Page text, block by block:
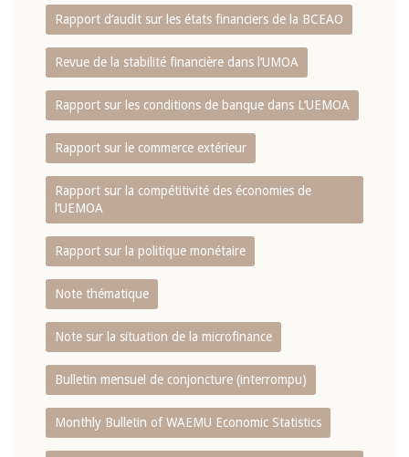
Rapport d‘audit sur les états financiers de la BCEAO
Revue de la stabilité financière dans l‘UMOA
Rapport sur les conditions de banque dans L‘UEMOA
Rapport sur le commerce extérieur
Rapport sur la compétitivité des économies de
l‘UEMOA
Rapport sur la politique monétaire
Note thématique
Note sur la situation de la microfinance
Bulletin mensuel de conjoncture (interrompu)
Monthly Bulletin of WAEMU Economic Statistics